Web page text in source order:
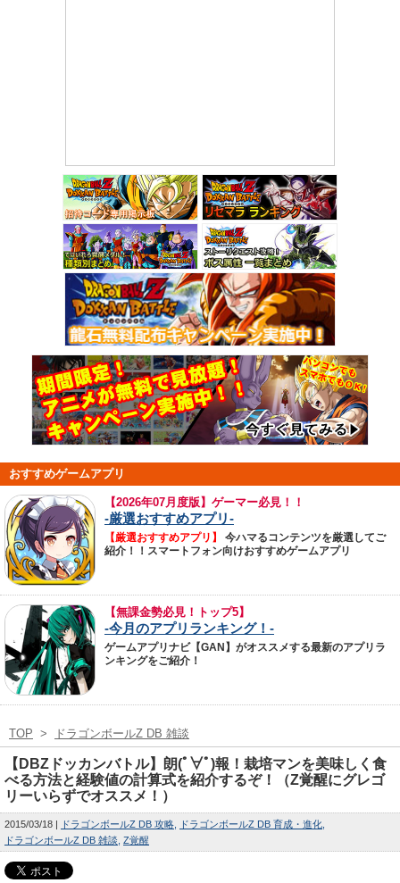
おすすめゲームアプリ
【2026年07月度版】ゲーマー必見！！
-厳選おすすめアプリ-
【厳選おすすめアプリ】
今ハマるコンテンツを厳選してご
紹介！！スマートフォン向けおすすめゲームアプリ
【無課金勢必見！トップ5】
-今月のアプリランキング！-
ゲームアプリナビ【GAN】がオススメする最新のアプリラ
ンキングをご紹介！
TOP > ドラゴンボールZ DB 雑談
【DBZドッカンバトル】朗(ﾟ∀ﾟ)報！栽培マンを美味しく食
べる方法と経験値の計算式を紹介するぞ！（Z覚醒にグレゴ
リーいらずでオススメ！）
2015/03/18 ドラゴンボールZ DB 攻略
ドラゴンボールZ DB 育成・進化
ドラゴンボールZ DB 雑談 Z覚醒